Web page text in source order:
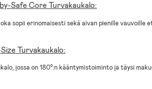
Safe Core Turvakaukalo:
sopii erinomaisesti sekä aivan pienille vauvoille
Turvakaukalo:
jossa on 180°:n kääntymistoiminto ja täysi